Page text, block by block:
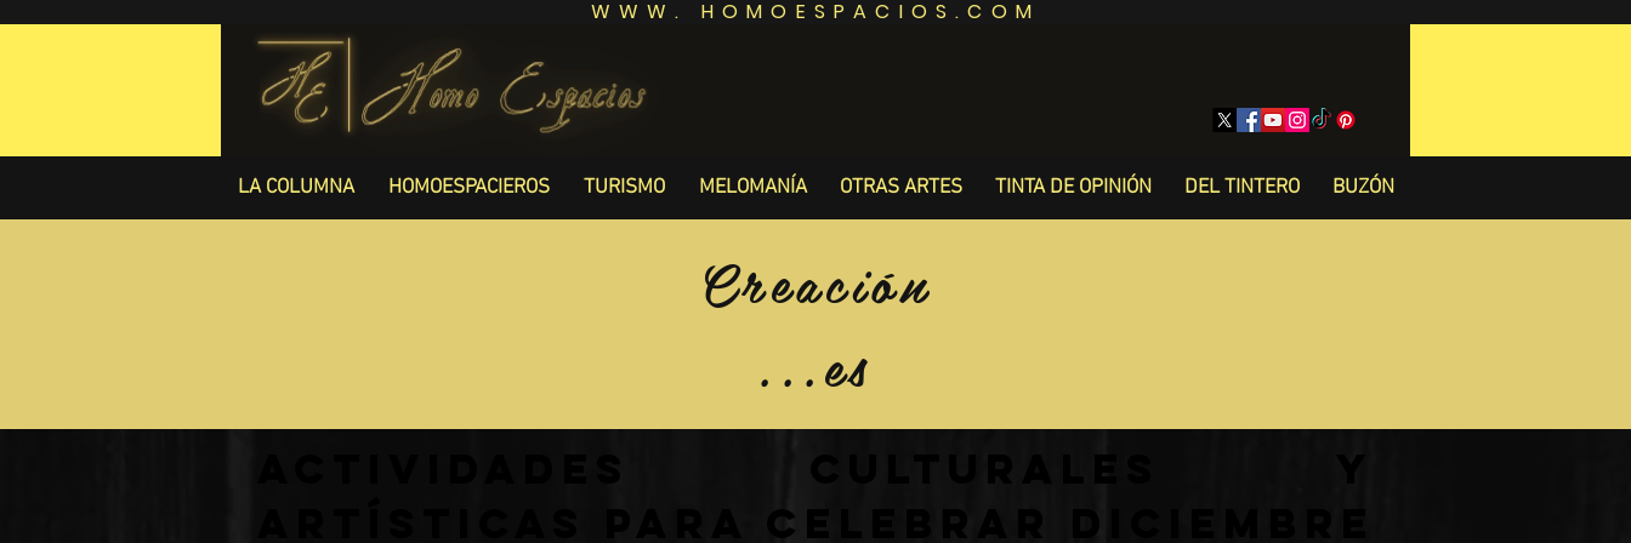
WWW. HOMOESPACIOS.COM
LA COLUMNA HOMOESPACIEROS TURISMO MELOMANÍA OTRAS ARTES TINTA DE OPINIÓN DEL TINTERO BUZÓN
Creación
...es
Actividades culturales y
artísticas para celebrar diciembre